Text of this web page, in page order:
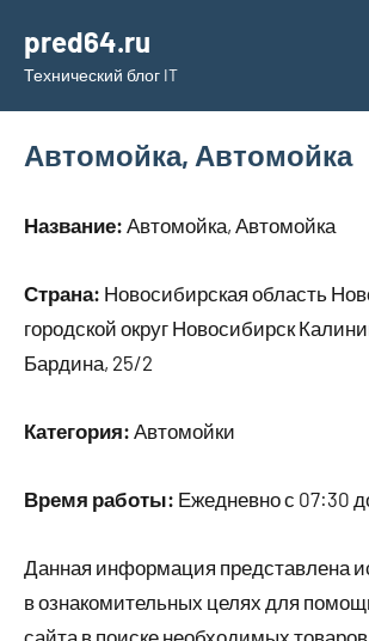
содержимому
pred64.ru
Технический блог IT
Автомойка, Автомойка
Название: Автомойка, Автомойка
Страна: Новосибирская область
городской округ Новосибирск
Бардина, 25/2
Категория: Автомойки
Время работы: Ежедневно с 07:30
Данная информация представлена
в ознакомительных целях для
сайта в поиске необходимых